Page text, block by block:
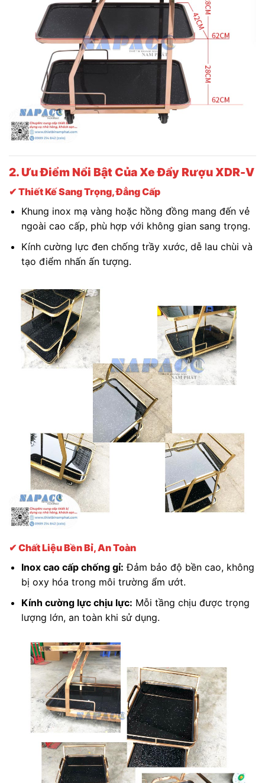
2. Ưu Điểm Nổi Bật Của Xe Đẩy Rượu XDR-V
✔ Thiết Kế Sang Trọng, Đẳng Cấp
Khung inox mạ vàng hoặc hồng đồng mang đến vẻ
ngoài cao cấp, phù hợp với không gian sang trọng.
Kính cường lực đen chống trầy xước, dễ lau chùi và
tạo điểm nhấn ấn tượng.
✔ Chất Liệu Bền Bỉ, An Toàn
Inox cao cấp chống gỉ: Đảm bảo độ bền cao, không
bị oxy hóa trong môi trường ẩm ướt.
Kính cường lực chịu lực: Mỗi tầng chịu được trọng
lượng lớn, an toàn khi sử dụng.